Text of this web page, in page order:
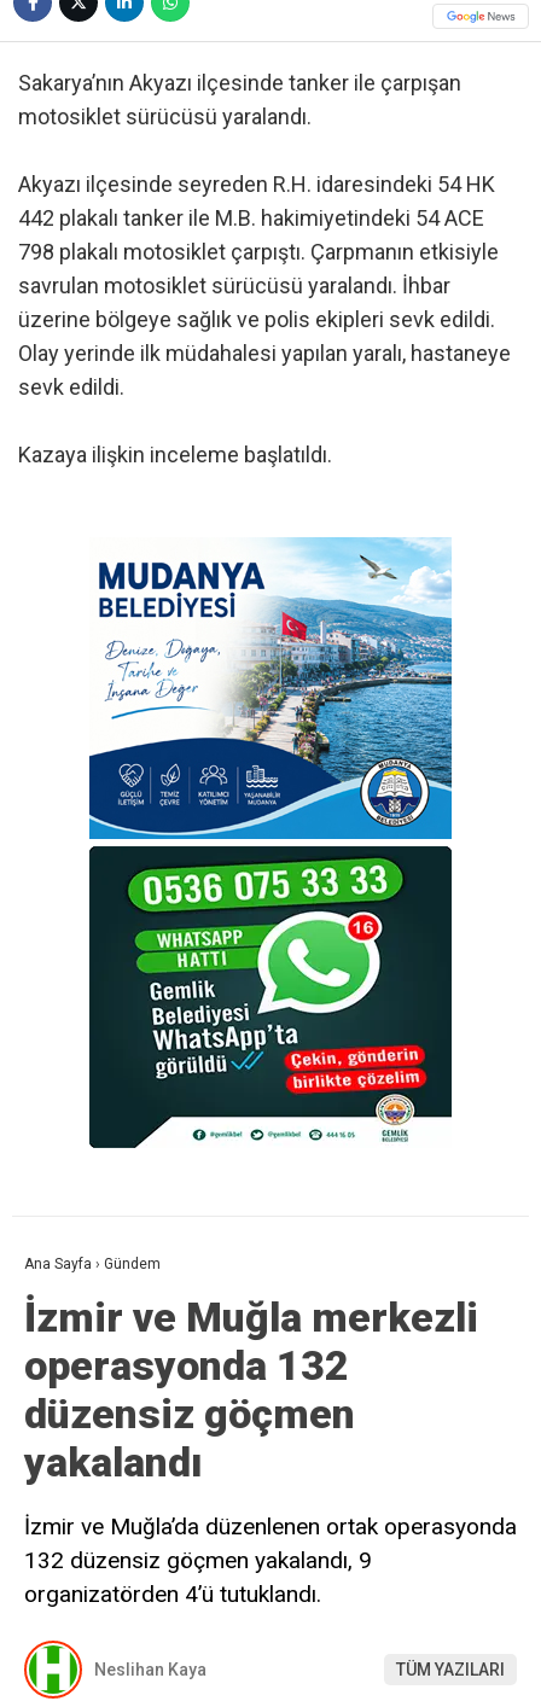
Sakarya’nın Akyazı ilçesinde tanker ile çarpışan
motosiklet sürücüsü yaralandı.
Akyazı ilçesinde seyreden R.H. idaresindeki 54 HK
442 plakalı tanker ile M.B. hakimiyetindeki 54 ACE
798 plakalı motosiklet çarpıştı. Çarpmanın etkisiyle
savrulan motosiklet sürücüsü yaralandı. İhbar
üzerine bölgeye sağlık ve polis ekipleri sevk edildi.
Olay yerinde ilk müdahalesi yapılan yaralı, hastaneye
sevk edildi.
Kazaya ilişkin inceleme başlatıldı.
Ana Sayfa › Gündem
İzmir ve Muğla merkezli
operasyonda 132
düzensiz göçmen
yakalandı
İzmir ve Muğla’da düzenlenen ortak operasyonda
132 düzensiz göçmen yakalandı, 9
organizatörden 4’ü tutuklandı.
Neslihan Kaya TÜM YAZILARI